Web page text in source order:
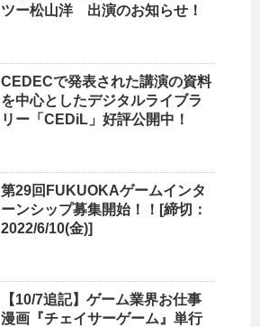
ツー松山洋 出演のお知らせ！
CEDECで発表された講演の資料
を中心としたデジタルライブラ
リー「CEDiL」好評公開中！
第29回FUKUOKAゲームインタ
ーンシップ募集開始！！[締切：
2022/6/10(金)]
【10/7追記】ゲーム業界お仕事
漫画『チェイサーゲーム』単行